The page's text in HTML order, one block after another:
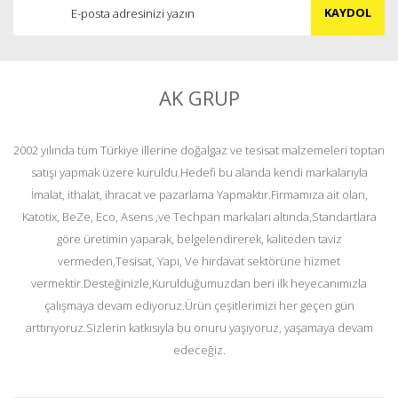
KAYDOL
AK GRUP
2002 yılında tüm Türkiye illerine doğalgaz ve tesisat malzemeleri toptan
satışı yapmak üzere kuruldu.Hedefi bu alanda kendi markalarıyla
İmalat, ithalat, ihracat ve pazarlama Yapmaktır.Firmamıza ait olan,
Katotix, BeZe, Eco, Asens ,ve Techpan markaları altında,Standartlara
göre üretimin yaparak, belgelendirerek, kaliteden taviz
vermeden,Tesisat, Yapı, Ve hırdavat sektörüne hizmet
vermektir.Desteğinizle,Kurulduğumuzdan beri ilk heyecanımızla
çalışmaya devam ediyoruz.Ürün çeşitlerimizi her geçen gün
arttırıyoruz.Sizlerin katkısıyla bu onuru yaşıyoruz, yaşamaya devam
edeceğiz.